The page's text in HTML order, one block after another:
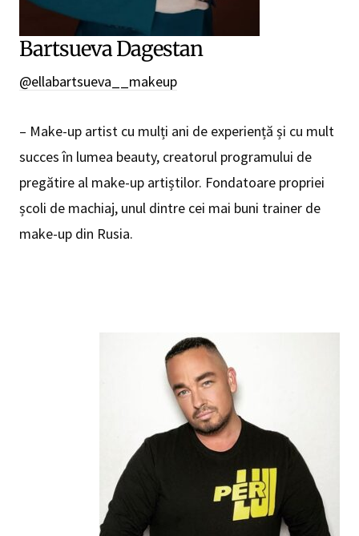
Bartsueva Dagestan
@ellabartsueva__makeup
– Make-up artist cu mulți ani de experiență și cu mult
succes în lumea beauty, creatorul programului de
pregătire al make-up artiștilor. Fondatoare propriei
școli de machiaj, unul dintre cei mai buni trainer de
make-up din Rusia.